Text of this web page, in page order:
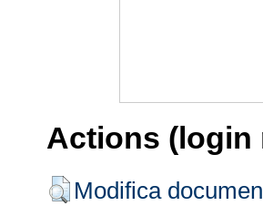
Actions (login
Modifica